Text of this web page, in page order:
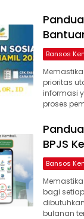
Bansos
prioritas
informasi
proses
BPJS
Bansos
bagi
bulanan